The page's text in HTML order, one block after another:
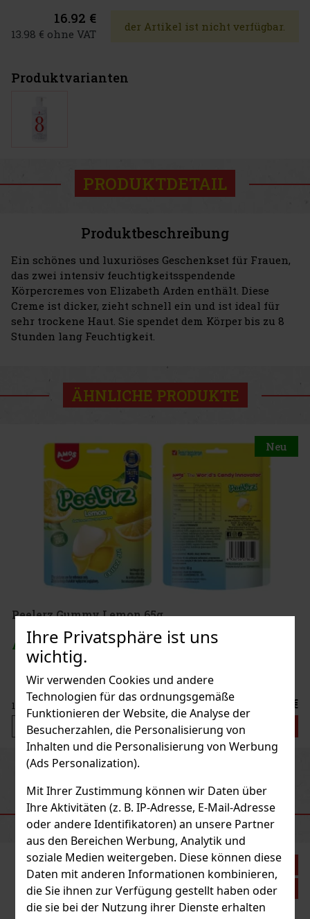
Ihre Privatsphäre ist uns
wichtig.
Wir verwenden Cookies und andere
Technologien für das ordnungsgemäße
Funktionieren der Website, die Analyse der
Besucherzahlen, die Personalisierung von
Inhalten und die Personalisierung von Werbung
(Ads Personalization).
Mit Ihrer Zustimmung können wir Daten über
Ihre Aktivitäten (z. B. IP-Adresse, E-Mail-Adresse
oder andere Identifikatoren) an unsere Partner
aus den Bereichen Werbung, Analytik und
soziale Medien weitergeben. Diese können diese
Daten mit anderen Informationen kombinieren,
die Sie ihnen zur Verfügung gestellt haben oder
die sie bei der Nutzung ihrer Dienste erhalten
16.92 €
13.98 € ohne VAT
der Artikel ist nicht verfügbar.
Produktvarianten
PRODUKTDETAIL
Produktbeschreibung
Ein schönes und luxuriöses Geschenkset für Frauen,
das zwei intensiv feuchtigkeitsspendende
Körpercremes von Elizabeth Arden enthält. Diese
Creme ist dicker, zieht schnell ein und ist ideal für
sehr trockene Haut. Sie spendet dem Körper bis zu 8
Stunden lang Feuchtigkeit.
ÄHNLICHE PRODUKTE
EMPFOHLENE PRODUKTE